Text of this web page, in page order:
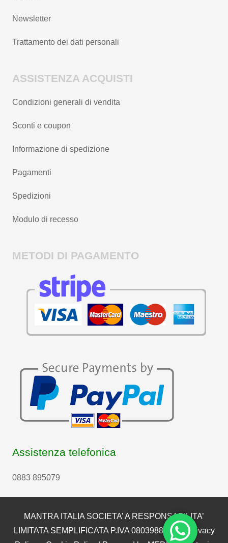
Newsletter
Trattamento dei dati personali
ASSISTENZA ACQUISTI
Condizioni generali di vendita
Sconti e coupon
Informazione di spedizione
Pagamenti
Spedizioni
Modulo di recesso
METODI DI PAGAMENTO
Assistenza telefonica
0883 895079
MANTRA ITALIA SOCIETA’ A RESPONSABILITA’
LIMITATA SEMPLIFICATA P.IVA 08039880722 | Privacy